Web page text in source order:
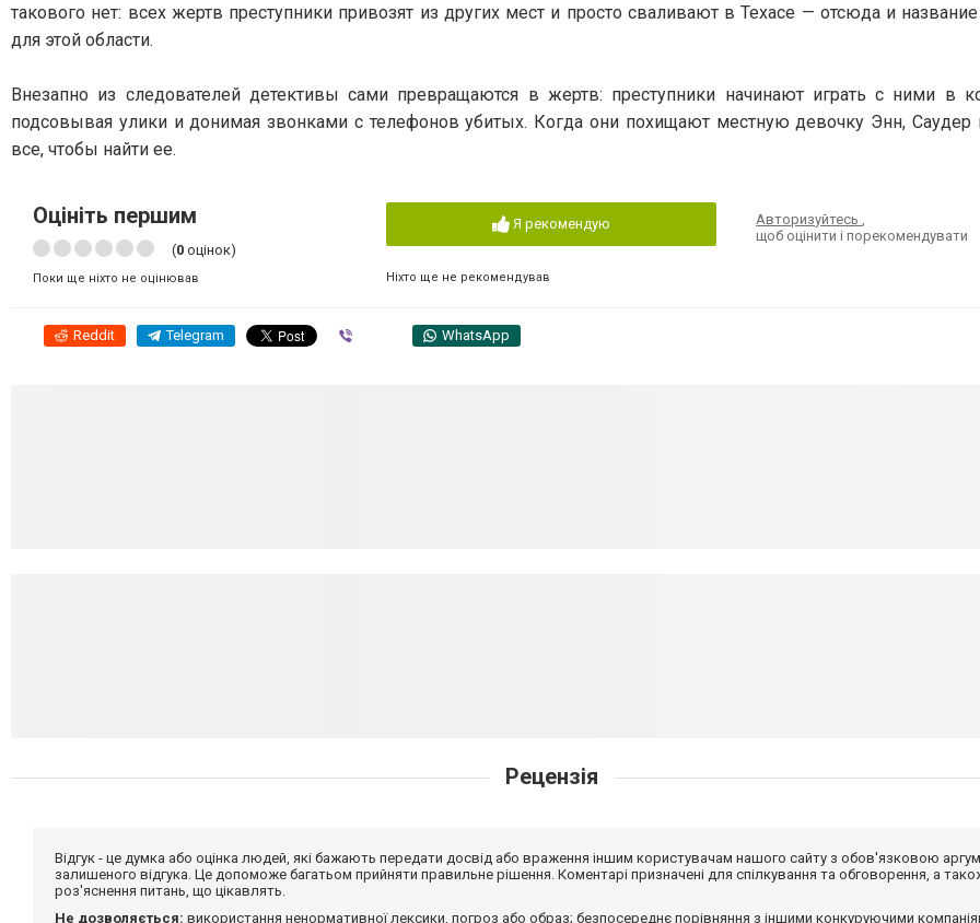
такового нет: всех жертв преступники привозят из других мест и просто сваливают в Техасе — отсюда и
для этой области.
Внезапно из следователей детективы сами превращаются в жертв: преступники начинают играть с ними в
подсовывая улики и донимая звонками с телефонов убитых. Когда они похищают местную девочку Энн, Саудер
все, чтобы найти ее.
Оцініть першим
(0 оцінок)
Поки ще ніхто не оцінював
Я рекомендую
Ніхто ще не рекомендував
Авторизуйтесь
щоб оцінити і порекомендувати
Reddit Telegram WhatsApp
Рецензія
Відгук - це думка або оцінка людей, які бажають передати досвід або враження іншим користувачам нашого сайту з обов'язковою
залишеного відгука. Це допоможе багатьом прийняти правильне рішення. Коментарі призначені для спілкування та обговорення, а
роз'яснення питань, що цікавлять.
Не дозволяється: використання ненормативної лексики, погроз або образ; безпосереднє порівняння з іншими конкуруючими